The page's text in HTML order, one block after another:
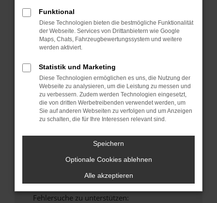
Fenster?
Starte dein Gerät neu.
Das kann manchmal helfen, vorübergehende
Probleme zu beheben.
Stelle sicher, dass dein Browser und dein
Betriebssystem auf dem neuesten Stand
sind.
Veraltete Software birgt nicht nur ein
Sicherheitsrisiko, sondern kann auch dazu
führen, dass bestimmte Funktionen nicht mehr
Wende dich an den Webseitenbetreiber.
Wenn du alle oben genannten Schritte versucht
hast, kontaktiere uns bitte. Wir werden
versuchen, das Problem zu beheben. Du kannst
uns diesen Text schicken, um uns bei der
Fehlersuche zu unterstützen:
Funktional
Diese Technologien bieten die bestmögliche Funktionalität
der Webseite. Services von Drittanbietern wie Google
Maps, Chats, Fahrzeugbewertungssystem und weitere
werden aktiviert.
Statistik und Marketing
Diese Technologien ermöglichen es uns, die Nutzung der
Webseite zu analysieren, um die Leistung zu messen und
zu verbessern. Zudem werden Technologien eingesetzt,
die von dritten Werbetreibenden verwendet werden, um
Sie auf anderen Webseiten zu verfolgen und um Anzeigen
zu schalten, die für Ihre Interessen relevant sind.
Speichern
Optionale Cookies ablehnen
Alle akzeptieren